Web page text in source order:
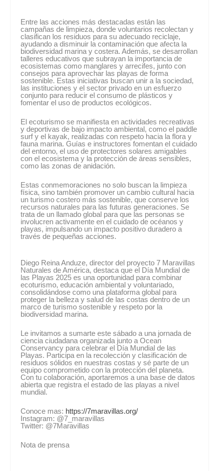
Entre las acciones más destacadas están las
campañas de limpieza, donde voluntarios recolectan y
clasifican los residuos para su adecuado reciclaje,
ayudando a disminuir la contaminación que afecta la
biodiversidad marina y costera. Además, se desarrollan
talleres educativos que subrayan la importancia de
ecosistemas como manglares y arrecifes, junto con
consejos para aprovechar las playas de forma
sostenible. Estas iniciativas buscan unir a la sociedad,
las instituciones y el sector privado en un esfuerzo
conjunto para reducir el consumo de plásticos y
fomentar el uso de productos ecológicos.
El ecoturismo se manifiesta en actividades recreativas
y deportivas de bajo impacto ambiental, como el paddle
surf y el kayak, realizadas con respeto hacia la flora y
fauna marina. Guías e instructores fomentan el cuidado
del entorno, el uso de protectores solares amigables
con el ecosistema y la protección de áreas sensibles,
como las zonas de anidación.
Estas conmemoraciones no solo buscan la limpieza
física, sino también promover un cambio cultural hacia
un turismo costero más sostenible, que conserve los
recursos naturales para las futuras generaciones. Se
trata de un llamado global para que las personas se
involucren activamente en el cuidado de océanos y
playas, impulsando un impacto positivo duradero a
través de pequeñas acciones.
Diego Reina Anduze, director del proyecto 7 Maravillas
Naturales de América, destaca que el Día Mundial de
las Playas 2025 es una oportunidad para combinar
ecoturismo, educación ambiental y voluntariado,
consolidándose como una plataforma global para
proteger la belleza y salud de las costas dentro de un
marco de turismo sostenible y respeto por la
biodiversidad marina.
Le invitamos a sumarte este sábado a una jornada de
ciencia ciudadana organizada junto a Ocean
Conservancy para celebrar el Día Mundial de las
Playas. Participa en la recolección y clasificación de
residuos sólidos en nuestras costas y sé parte de un
equipo comprometido con la protección del planeta.
Con tu colaboración, aportaremos a una base de datos
abierta que registra el estado de las playas a nivel
mundial.
Conoce mas: https://7maravillas.org/
Instagram: @7_maravillas
Twitter: @7Maravillas
Nota de prensa